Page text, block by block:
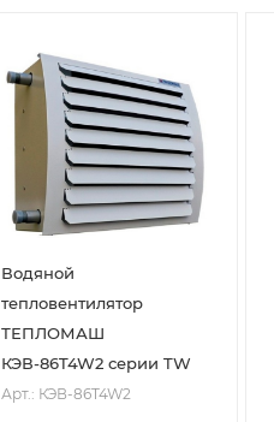
Водяной
тепловентилятор
ТЕПЛОМАШ
КЭВ-86T4W2 серии TW
Арт.: КЭВ-86T4W2